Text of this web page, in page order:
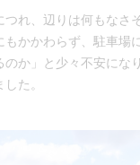
れ、辺りは何もなさ
もかかわらず、駐車場
のか」と少々不安にな
た。